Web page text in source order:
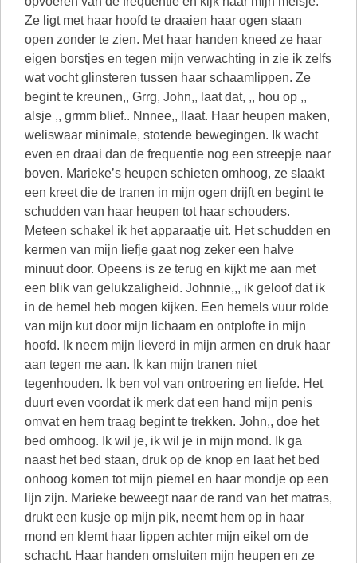
Ze ligt met haar hoofd te draaien haar ogen staan
open zonder te zien. Met haar handen kneed ze haar
eigen borstjes en tegen mijn verwachting in zie ik zelfs
wat vocht glinsteren tussen haar schaamlippen. Ze
begint te kreunen,, Grrg, John,, laat dat, ,, hou op ,,
alsje ,, grmm blief.. Nnnee,, llaat. Haar heupen maken,
weliswaar minimale, stotende bewegingen. Ik wacht
even en draai dan de frequentie nog een streepje naar
boven. Marieke’s heupen schieten omhoog, ze slaakt
een kreet die de tranen in mijn ogen drijft en begint te
schudden van haar heupen tot haar schouders.
Meteen schakel ik het apparaatje uit. Het schudden en
kermen van mijn liefje gaat nog zeker een halve
minuut door. Opeens is ze terug en kijkt me aan met
een blik van gelukzaligheid. Johnnie,,, ik geloof dat ik
in de hemel heb mogen kijken. Een hemels vuur rolde
van mijn kut door mijn lichaam en ontplofte in mijn
hoofd. Ik neem mijn lieverd in mijn armen en druk haar
aan tegen me aan. Ik kan mijn tranen niet
tegenhouden. Ik ben vol van ontroering en liefde. Het
duurt even voordat ik merk dat een hand mijn penis
omvat en hem traag begint te trekken. John,, doe het
bed omhoog. Ik wil je, ik wil je in mijn mond. Ik ga
naast het bed staan, druk op de knop en laat het bed
onhoog komen tot mijn piemel en haar mondje op een
lijn zijn. Marieke beweegt naar de rand van het matras,
drukt een kusje op mijn pik, neemt hem op in haar
mond en klemt haar lippen achter mijn eikel om de
schacht. Haar handen omsluiten mijn heupen en ze